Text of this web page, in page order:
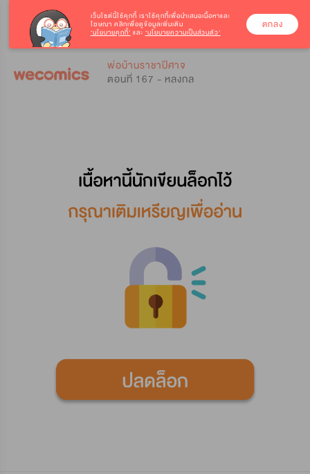
พ่อบ้านราชาปีศาจ
ตอนที่ 167 - หลงกล
เว็บไซต์นี้ใช้คุกกี้ เราใช้คุกกี้เพื่อนำเสนอเนื้อหาและ
โฆษณา คลิกเพื่อดูข้อมูลเพิ่มเติม
‘นโยบายคุกกี้’ และ ‘นโยบายความเป็นส่วนตัว’
ตกลง